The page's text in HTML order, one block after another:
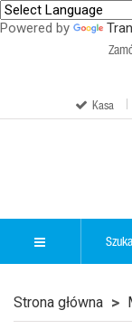
Powered by
Kasa
Strona główna